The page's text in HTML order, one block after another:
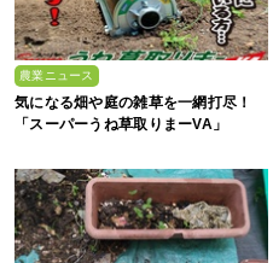
農業ニュース
気になる畑や庭の雑草を一網打尽！
「スーパーうね草取りまーVA」